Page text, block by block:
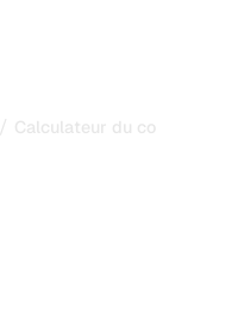
/ Calculateur du coût de